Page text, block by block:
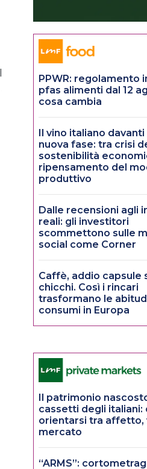
PPWR: regolamento
pfas alimenti dal 12
cosa cambia
Il vino italiano davanti
nuova fase: tra crisi
sostenibilità
ripensamento del
produttivo
Dalle recensioni agli
reali: gli investitori
scommettono sulle
social come Corner
Caffè, addio capsule
chicchi. Così i rincari
trasformano le
consumi in Europa
Il patrimonio
cassetti degli italiani:
orientarsi tra affetto,
mercato
“ARMS”: